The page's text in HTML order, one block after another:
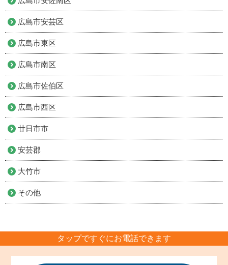
広島市安芸区
広島市東区
広島市南区
広島市佐伯区
広島市西区
廿日市市
安芸郡
大竹市
その他
タップですぐにお電話できます